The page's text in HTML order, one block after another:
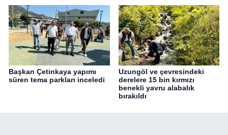
Başkan Çetinkaya yapımı
süren tema parkları inceledi
Uzungöl ve çevresindeki
derelere 15 bin kırmızı
benekli yavru alabalık
bırakıldı